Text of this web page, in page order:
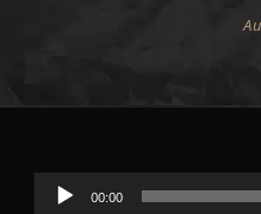
Reproductor
00:00